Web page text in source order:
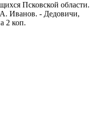
Псковской области.
Иванов. - Дедовичи,
2 коп.